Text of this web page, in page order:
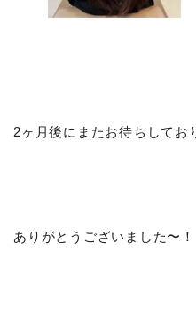
2ヶ月後にまたお待ちしてお
ありがとうございました〜！